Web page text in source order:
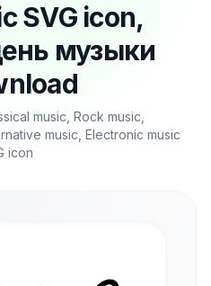
SVG icon,
музыки
music, Rock music,
music, Electronic music
icon